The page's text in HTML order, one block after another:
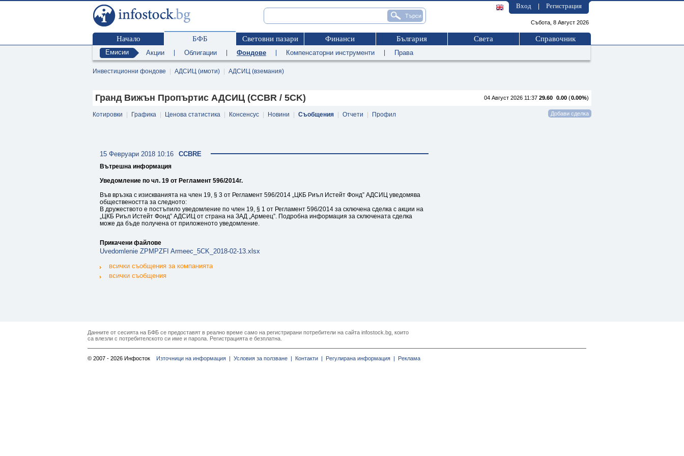
Вход Регистрация
Събота, 8 Август 2026
Начало БФБ Световни пазари Финанси България Света Справочник
Емисии Акции Облигации Фондове Компенсаторни инструменти Права
Инвестиционни фондове АДСИЦ (имоти) АДСИЦ (вземания)
04 Август 2026 11:37 29.60 0.00 (0.00%)
Гранд Вижън Пропъртис АДСИЦ (CCBR / 5CK)
Котировки Графика Ценова статистика Консенсус Новини Съобщения Отчети Профил
CCBRE
15 Февруари 2018 10:16
Вътрешна информация
Уведомление по чл. 19 от Регламент 596/2014г.
Във връзка с изискванията на член 19, § 3 от Регламент 596/2014 „ЦКБ Риъл Истейт Фонд” АДСИЦ уведомява
обществеността за следното:
В дружеството е постъпило уведомление по член 19, § 1 от Регламент 596/2014 за сключена сделка с акции на
„ЦКБ Риъл Истейт Фонд” АДСИЦ от страна на ЗАД „Армеец”. Подробна информация за сключената сделка
може да бъде получена от приложеното уведомление.
Прикачени файлове
Uvedomlenie ZPMPZFI Armeec_5CK_2018-02-13.xlsx
всички съобщения за компанията
всички съобщения
Данните от сесията на БФБ се предоставят в реално време само на регистрирани потребители на сайта infostock.bg, които
са влезли с потребителското си име и парола. Регистрацията е безплатна.
© 2007 - 2026 Инфосток Източници на информация | Условия за ползване | Контакти | Регулирана информация | Реклама